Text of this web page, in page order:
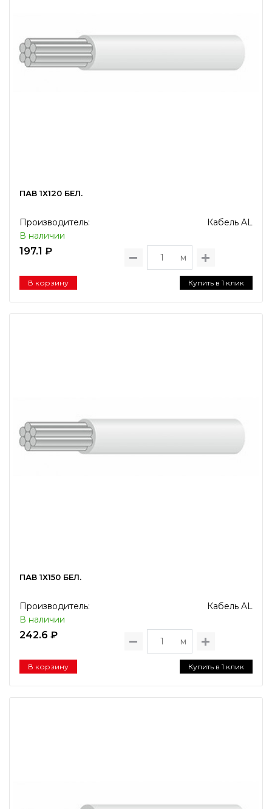
ПАВ 1Х120 БЕЛ.
Производитель:
Кабель AL
В наличии
197.1 ₽
м
В корзину Купить в 1 клик
ПАВ 1Х150 БЕЛ.
Производитель:
Кабель AL
В наличии
242.6 ₽
м
В корзину Купить в 1 клик